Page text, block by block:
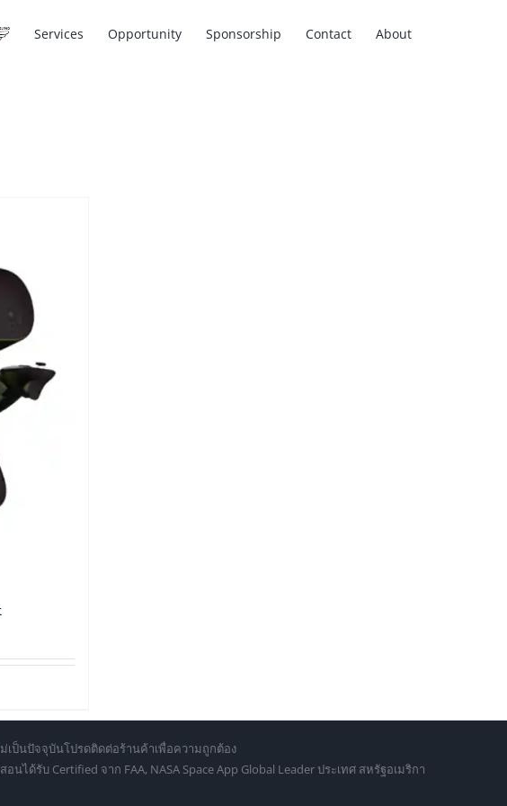
Services Opportunity Sponsorship Contact About
เป็นปัจจุบันโปรดติดต่อร้านค้าเพื่อความถูกต้อง
ด้รับ Certified จาก FAA, NASA Space App Global Leader ประเทศ สหรัฐอเมริกา